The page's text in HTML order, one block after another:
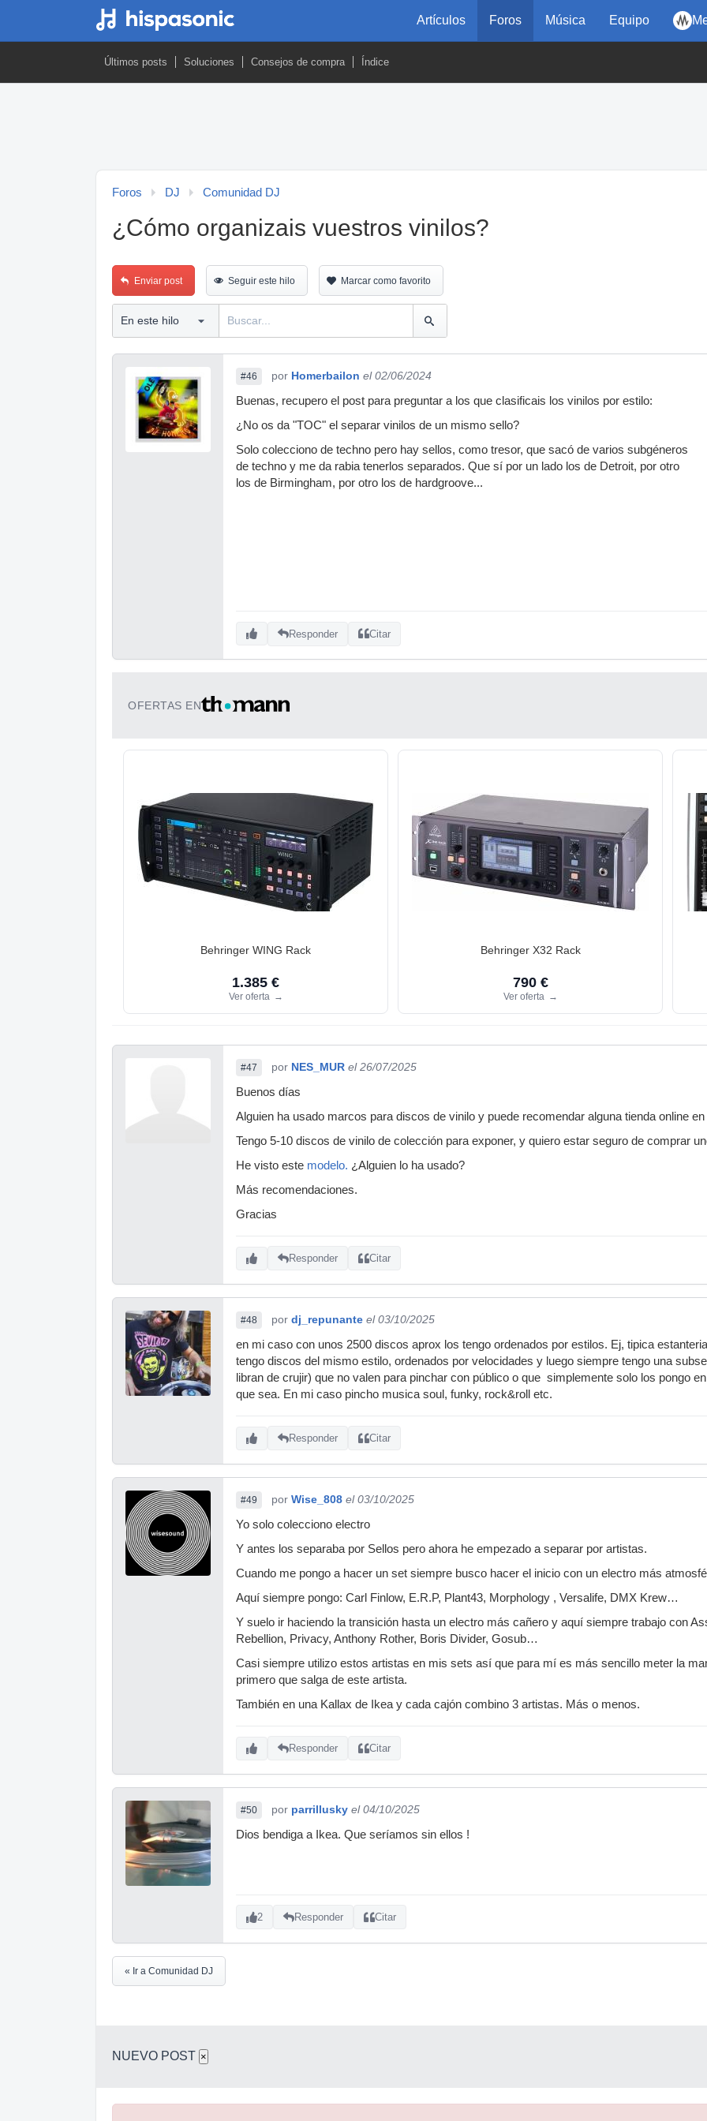
Artículos Foros Música Equipo
Últimos posts Soluciones Consejos de compra Índice
Foros DJ Comunidad DJ
¿Cómo organizais vuestros vinilos?
Enviar post Seguir este hilo Marcar como favorito
#46 por Homerbailon el 02/06/2024
Buenas, recupero el post para preguntar a los que clasificais los vinilos por estilo:
¿No os da "TOC" el separar vinilos de un mismo sello?
Solo colecciono de techno pero hay sellos, como tresor, que sacó de varios subgéneros
de techno y me da rabia tenerlos separados. Que sí por un lado los de Detroit, por otro
los de Birmingham, por otro los de hardgroove...
Responder Citar
OFERTAS EN
Behringer WING Rack
1.385 €
Ver oferta →
Behringer X32 Rack
790 €
Ver oferta →
#47 por NES_MUR el 26/07/2025
Buenos días
Alguien ha usado marcos para discos de vinilo y puede recomendar alguna tienda online
Tengo 5-10 discos de vinilo de colección para exponer, y quiero estar seguro de comprar
He visto este modelo. ¿Alguien lo ha usado?
Más recomendaciones.
Gracias
Responder Citar
#48 por dj_repunante el 03/10/2025
en mi caso con unos 2500 discos aprox los tengo ordenados por estilos. Ej, tipica
tengo discos del mismo estilo, ordenados por velocidades y luego siempre tengo una
libran de crujir) que no valen para pinchar con público o que simplemente solo los pongo
que sea. En mi caso pincho musica soul, funky, rock&roll etc.
Responder Citar
#49 por Wise_808 el 03/10/2025
Yo solo colecciono electro
Y antes los separaba por Sellos pero ahora he empezado a separar por artistas.
Cuando me pongo a hacer un set siempre busco hacer el inicio con un electro más
Aquí siempre pongo: Carl Finlow, E.R.P, Plant43, Morphology , Versalife, DMX Krew…
Y suelo ir haciendo la transición hasta un electro más cañero y aquí siempre trabajo con
Rebellion, Privacy, Anthony Rother, Boris Divider, Gosub…
Casi siempre utilizo estos artistas en mis sets así que para mí es más sencillo meter la
primero que salga de este artista.
También en una Kallax de Ikea y cada cajón combino 3 artistas. Más o menos.
Responder Citar
#50 por parrillusky el 04/10/2025
Dios bendiga a Ikea. Que seríamos sin ellos !
2 Responder Citar
« Ir a Comunidad DJ
NUEVO POST ×